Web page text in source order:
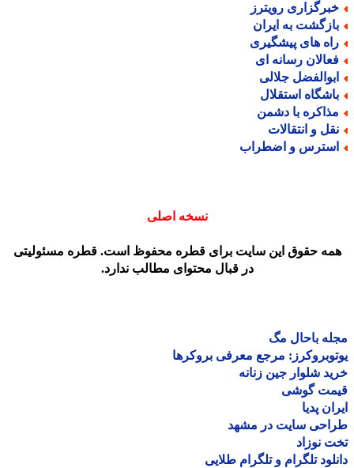
رویترز
به ایران
های پیشگیری
رسانه ای
جلالی
استقلال
با دشمن
و انتقالات
و اضطراب
نسخه اصلی
حقوق این سایت برای قطره محفوظ است. قطره مسئولیتی
در قبال محتوای مطالب ندارد.
باحال مگ
مرجع معرفی بروکرها
شلوار جین زنانه
گوشی
پدیا
سایت در مشهد
نوزاد
تلگرام و تلگرام طلایی